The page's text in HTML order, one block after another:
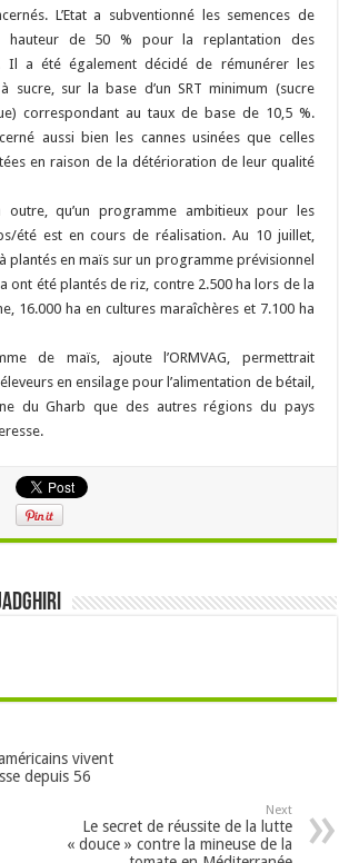
L’Etat a subventionné les semences de
de 50 % pour la replantation des
Il a été également décidé de rémunérer les
sucre, sur la base d’un SRT minimum (sucre
correspondant au taux de base de 10,5 %.
aussi bien les cannes usinées que celles
en raison de la détérioration de leur qualité
outre, qu’un programme ambitieux pour les
été est en cours de réalisation. Au 10 juillet,
plantés en maïs sur un programme prévisionnel
ont été plantés de riz, contre 2.500 ha lors de la
16.000 ha en cultures maraîchères et 7.100 ha
de maïs, ajoute l’ORMVAG, permettrait
en ensilage pour l’alimentation de bétail,
du Gharb que des autres régions du pays
vivent
depuis 56
Next
Le secret de réussite de la lutte
« douce » contre la mineuse de la